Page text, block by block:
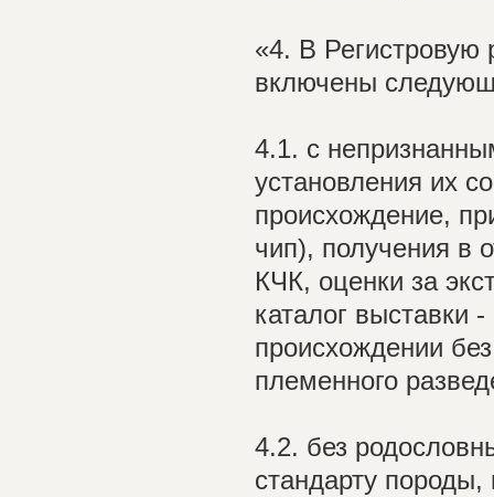
«4. В Регистровую
включены
4.1. с
установления их
происхождение,
чип), получения в
КЧК, оценки за
каталог выставки
происхождении
племенного
4.2. без
стандарту